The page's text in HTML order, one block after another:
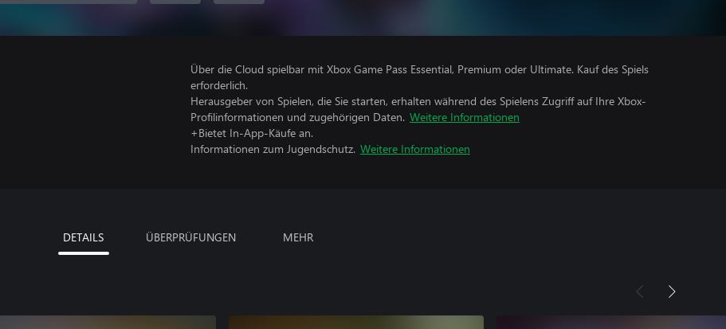
Über die Cloud spielbar mit Xbox Game Pass Essential, Premium oder Ultimate. Kauf des Spiels
erforderlich.
Herausgeber von Spielen, die Sie starten, erhalten während des Spielens Zugriff auf Ihre Xbox-
Profilinformationen und zugehörigen Daten. Weitere Informationen
+Bietet In-App-Käufe an.
Informationen zum Jugendschutz. Weitere Informationen
DETAILS ÜBERPRÜFUNGEN MEHR